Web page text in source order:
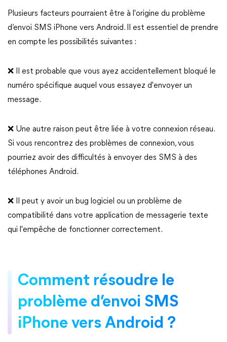
Plusieurs facteurs pourraient être à l'origine du problème
d’envoi SMS iPhone vers Android. Il est essentiel de prendre
en compte les possibilités suivantes :
❌ Il est probable que vous ayez accidentellement bloqué le
numéro spécifique auquel vous essayez d'envoyer un
message.
❌ Une autre raison peut être liée à votre connexion réseau.
Si vous rencontrez des problèmes de connexion, vous
pourriez avoir des difficultés à envoyer des SMS à des
téléphones Android.
❌ Il peut y avoir un bug logiciel ou un problème de
compatibilité dans votre application de messagerie texte
qui l'empêche de fonctionner correctement.
Comment résoudre le
problème d’envoi SMS
iPhone vers Android ?